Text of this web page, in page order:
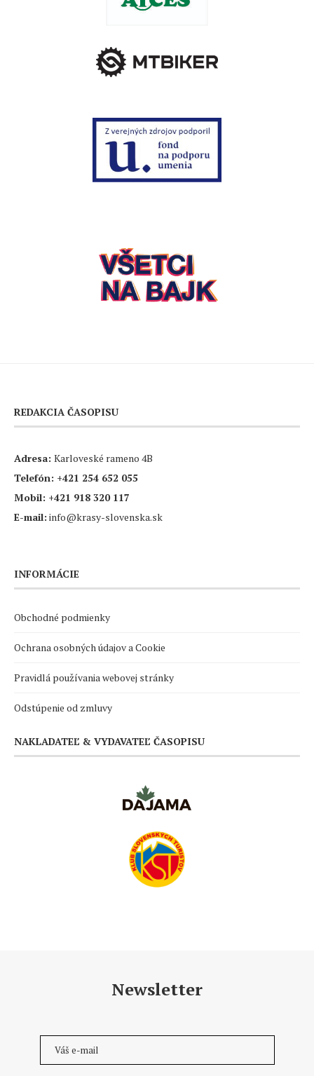
REDAKCIA ČASOPISU
Adresa: Karloveské rameno 4B
Telefón: +421 254 652 055
Mobil: +421 918 320 117
E-mail: info@krasy-slovenska.sk
INFORMÁCIE
Obchodné podmienky
Ochrana osobných údajov a Cookie
Pravidlá používania webovej stránky
Odstúpenie od zmluvy
NAKLADATEĽ & VYDAVATEĽ ČASOPISU
Newsletter